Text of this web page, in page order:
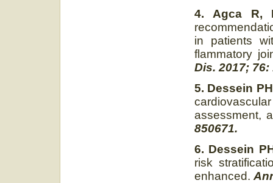
4. Agca R,
in patients
flammatory
Dis. 2017; 76:
5. Dessein
assessment,
850671.
6. Dessein
risk
enhanced.